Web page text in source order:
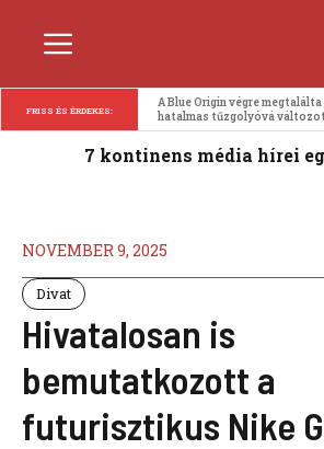
Menü
FRISS ÉS ÉRDEKES:
A Blue Origin végre
hatalmas tűzgolyóvá
7 kontinens média hírei
NOVEMBER 9, 2025
Divat
Hivatalosan is
bemutatkozott a
futurisztikus Nike